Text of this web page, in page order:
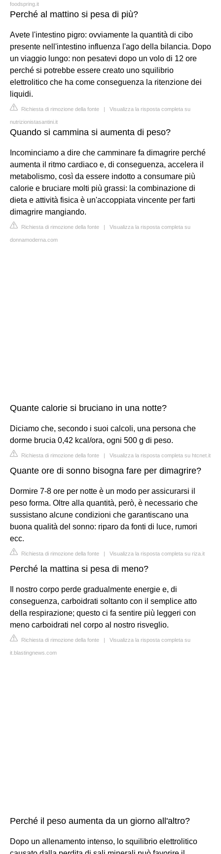
foodspring.it
Perché al mattino si pesa di più?
Avete l'intestino pigro: ovviamente la quantità di cibo
presente nell'intestino influenza l'ago della bilancia. Dopo
un viaggio lungo: non pesatevi dopo un volo di 12 ore
perché si potrebbe essere creato uno squilibrio
elettrolitico che ha come conseguenza la ritenzione dei
liquidi.
Richiesta di rimozione della fonte | Visualizza la risposta completa su
nutrizionistasantini.it
Quando si cammina si aumenta di peso?
Incominciamo a dire che camminare fa dimagrire perché
aumenta il ritmo cardiaco e, di conseguenza, accelera il
metabolismo, così da essere indotto a consumare più
calorie e bruciare molti più grassi: la combinazione di
dieta e attività fisica è un'accoppiata vincente per farti
dimagrire mangiando.
Richiesta di rimozione della fonte | Visualizza la risposta completa su
donnamoderna.com
Quante calorie si bruciano in una notte?
Diciamo che, secondo i suoi calcoli, una persona che
dorme brucia 0,42 kcal/ora, ogni 500 g di peso.
Richiesta di rimozione della fonte | Visualizza la risposta completa su htcnet.it
Quante ore di sonno bisogna fare per dimagrire?
Dormire 7-8 ore per notte è un modo per assicurarsi il
peso forma. Oltre alla quantità, però, è necessario che
sussistano alcune condizioni che garantiscano una
buona qualità del sonno: riparo da fonti di luce, rumori
ecc.
Richiesta di rimozione della fonte | Visualizza la risposta completa su riza.it
Perché la mattina si pesa di meno?
Il nostro corpo perde gradualmente energie e, di
conseguenza, carboidrati soltanto con il semplice atto
della respirazione; questo ci fa sentire più leggeri con
meno carboidrati nel corpo al nostro risveglio.
Richiesta di rimozione della fonte | Visualizza la risposta completa su
it.blastingnews.com
Perché il peso aumenta da un giorno all'altro?
Dopo un allenamento intenso, lo squilibrio elettrolitico